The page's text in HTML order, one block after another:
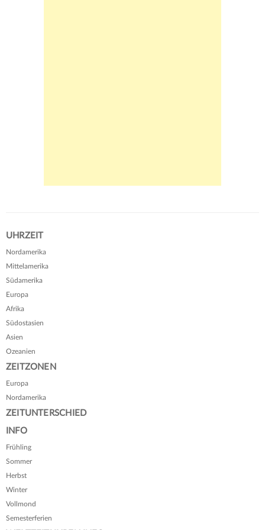
UHRZEIT
Nordamerika
Mittelamerika
Südamerika
Europa
Afrika
Südostasien
Asien
Ozeanien
ZEITZONEN
Europa
Nordamerika
ZEITUNTERSCHIED
INFO
Frühling
Sommer
Herbst
Winter
Vollmond
Semesterferien